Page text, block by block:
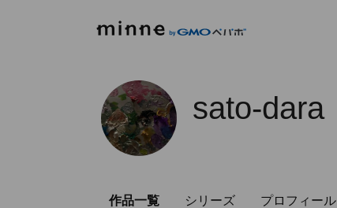
sato-dara
作品一覧 シリーズ プロフィール